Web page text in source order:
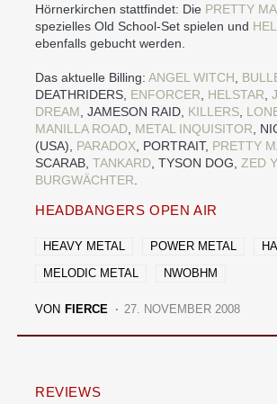
Hörnerkirchen stattfindet: Die PRETTY
spezielles Old School-Set spielen und
ebenfalls gebucht werden.
Das aktuelle Billing: ANGEL WITCH
DEATHRIDERS, ENFORCER HELSTAR
DREAM , JAMESON RAID, KILLERS
MANILLA ROAD METAL INQUISITOR ,
(USA), PARADOX , PORTRAIT, PRETTY
SCARAB, TANKARD , TYSON DOG, ZED
BURGWÄCHTER
HEADBANGERS OPEN AIR
HEAVY METAL POWER METAL
MELODIC METAL
NWOBHM
VON FIERCE 27. NOVEMBER 2008
REVIEWS